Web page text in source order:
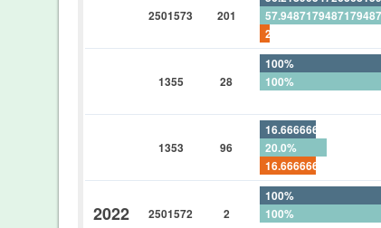
2501573 201
1355 28
100%
100%
1353 96
20.0%
2022 2501572 2
100%
100%